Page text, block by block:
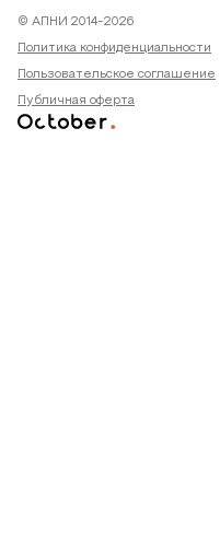
© АПНИ 2014-2026
Политика конфиденциальности
Пользовательское соглашение
Публичная оферта